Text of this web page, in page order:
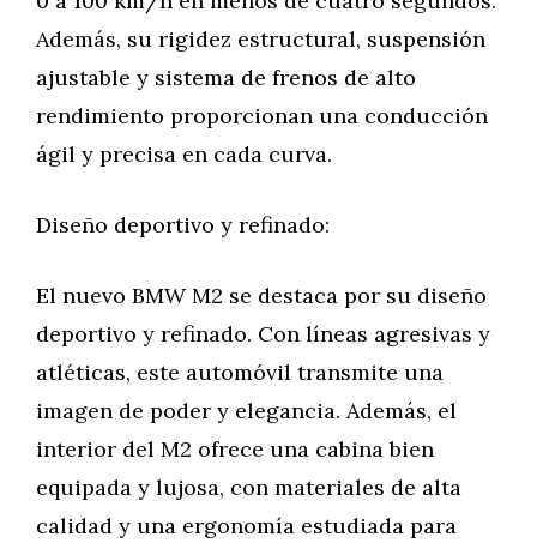
Además, su rigidez estructural, suspensión
ajustable y sistema de frenos de alto
rendimiento proporcionan una conducción
ágil y precisa en cada curva.
Diseño deportivo y refinado:
El nuevo BMW M2 se destaca por su diseño
deportivo y refinado. Con líneas agresivas y
atléticas, este automóvil transmite una
imagen de poder y elegancia. Además, el
interior del M2 ofrece una cabina bien
equipada y lujosa, con materiales de alta
calidad y una ergonomía estudiada para